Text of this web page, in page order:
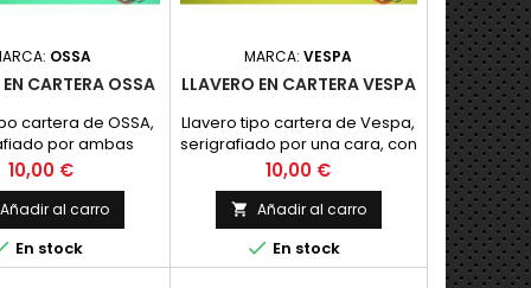
OSSA
CARTERA OSSA
cartera de OSSA,
por ambas
el trebol verde y
la otra e
Precio
10,00 €
Añadir al carro
En stock
MARCA:VESPA
LLAVERO EN CARTERA VESPA
Llavero tipo cartera de Vespa,
serigrafiado por una cara, con
anillas y bolsillos
Precio
10,00 €
 Añadir al carro
 En stock